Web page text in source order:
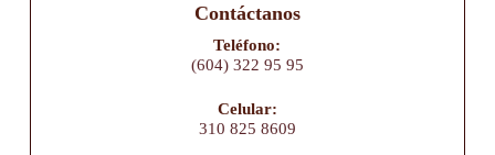
Contáctanos
Teléfono:
(604) 322 95 95
Celular:
310 825 8609